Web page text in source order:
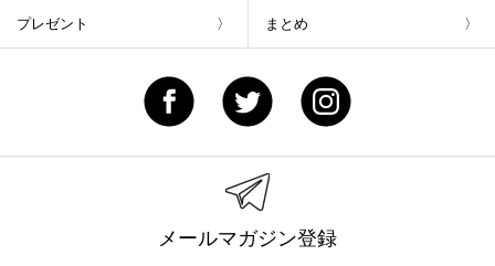
プレゼント まとめ
メールマガジン登録